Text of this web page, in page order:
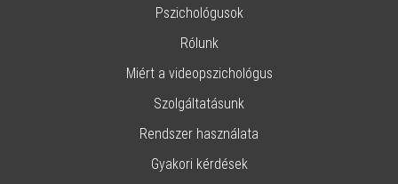
Pszichológusok
Rólunk
Miért a videopszichológus
Szolgáltatásunk
Rendszer használata
Gyakori kérdések